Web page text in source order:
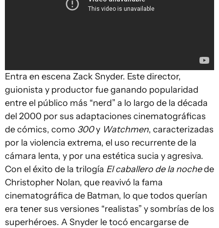
Entra en escena Zack Snyder. Este director,
guionista y productor fue ganando popularidad
entre el público más “nerd” a lo largo de la década
del 2000 por sus adaptaciones cinematográficas
de cómics, como 300y Watchmen, caracterizadas
por la violencia extrema, el uso recurrente de la
cámara lenta, y por una estética sucia y agresiva.
Con el éxito de la trilogía El caballero de la nochede
Christopher Nolan, que reavivó la fama
cinematográfica de Batman, lo que todos querían
era tener sus versiones “realistas” y sombrías de los
superhéroes. A Snyder le tocó encargarse de